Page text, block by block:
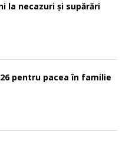
la necazuri și supărări
pentru pacea în familie